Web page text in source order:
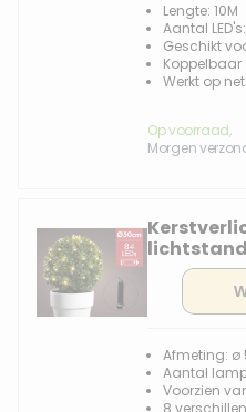
Lengte: 10M
Aantal
Geschikt
Koppelbaar
Werkt op
Op voorraad,
Morgen
lampjes
Afmeting: ø
Aantal
Voorzien
8